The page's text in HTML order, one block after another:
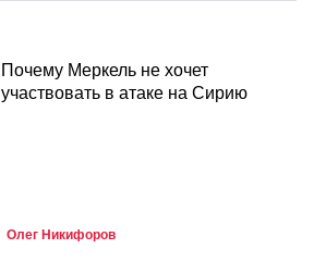
Почему Меркель не хочет
участвовать в атаке на Сирию
Олег Никифоров